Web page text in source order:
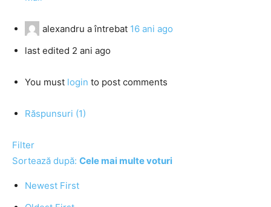
alexandru a întrebat 16 ani ago
last edited 2 ani ago
You must login to post comments
Răspunsuri (1)
Filter
Sortează după: Cele mai multe voturi
Newest First